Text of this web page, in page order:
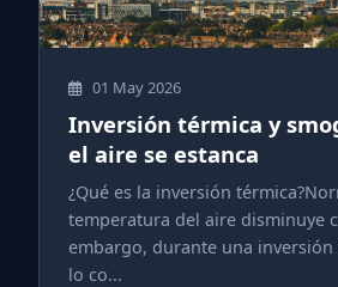
01 May 2026
Inversión térmica y
el aire se estanca
¿Qué es la inversión
temperatura del aire disminuye
embargo, durante una
lo co...